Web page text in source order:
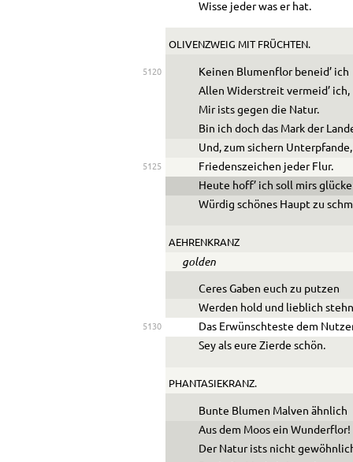
Wisse jeder was er hat.
OLIVENZWEIG MIT FRÜCHTEN.
5120
Keinen Blumenflor beneid’ ich
Allen Widerstreit vermeid’ ich,
Mir ists gegen die Natur.
Bin ich doch das Mark der
Und, zum sichern Unterpfande,
5125
Friedenszeichen jeder Flur.
Heute hoff’ ich soll mirs
Würdig schönes Haupt zu
AEHRENKRANZ
golden
Ceres Gaben euch zu putzen
Werden hold und lieblich
5130
Das Erwünschteste dem
Sey als eure Zierde schön.
PHANTASIEKRANZ.
Bunte Blumen Malven ähnlich
Aus dem Moos ein Wunderflor!
Der Natur ists nicht